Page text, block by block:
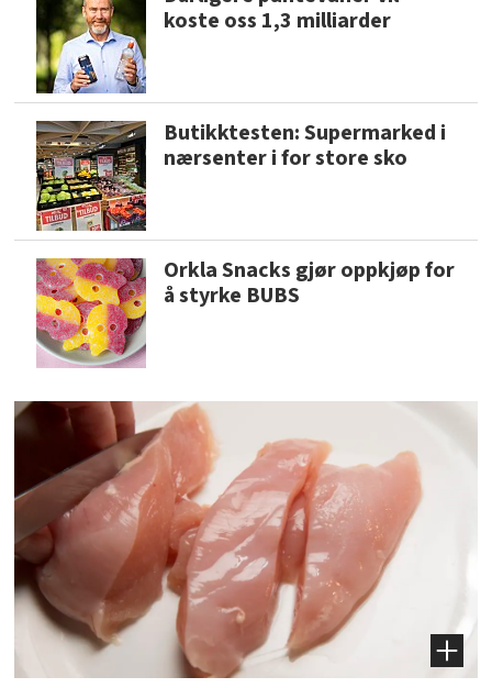
koste oss 1,3 milliarder
Butikktesten: Supermarked i
nærsenter i for store sko
Orkla Snacks gjør oppkjøp for
å styrke BUBS